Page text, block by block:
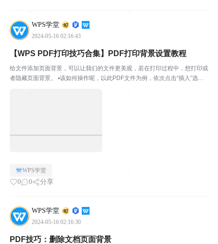
WPS学堂
2024-05-16 02:16:43
【WPS PDF打印技巧合集】PDF打印背景设置教程
给文件添加页面背景，可以让我们的文件更美观，若在打印过程中，想打印或
者隐藏页面背景。 ▪该如何操作呢，以此PDF文件为例，依次点击“插入”选项
WPS学堂
0 0 分享
WPS学堂
2024-05-16 02:16:30
PDF技巧：删除文档页面背景